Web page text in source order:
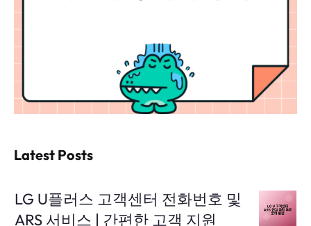
Latest Posts
LG U플러스 고객센터 전화번호 및
ARS 서비스 | 간편한 고객 지원